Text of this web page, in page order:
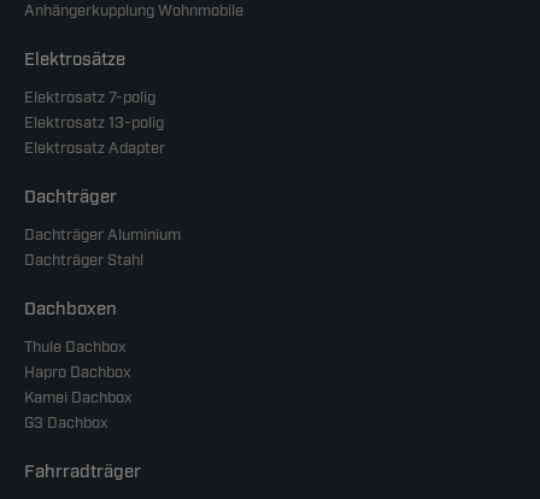
Anhängerkupplung Wohnmobile
Elektrosätze
Elektrosatz 7-polig
Elektrosatz 13-polig
Elektrosatz Adapter
Dachträger
Dachträger Aluminium
Dachträger Stahl
Dachboxen
Thule Dachbox
Hapro Dachbox
Kamei Dachbox
G3 Dachbox
Fahrradträger